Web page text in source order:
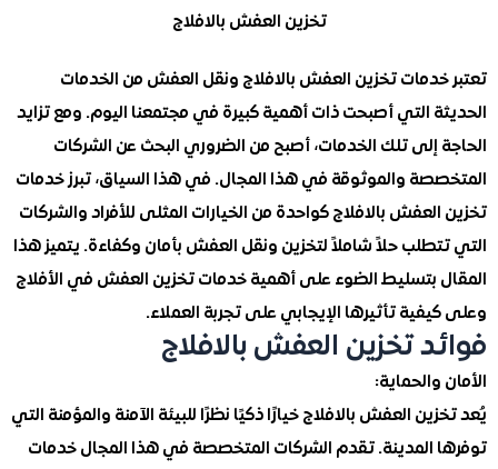
تخزين العفش بالافلاج
تخزين العفش بالافلاج ونقل العفش من الخدمات
التي أصبحت ذات أهمية كبيرة في مجتمعنا اليوم. ومع تزايد
إلى تلك الخدمات، أصبح من الضروري البحث عن الشركات
والموثوقة في هذا المجال. في هذا السياق، تبرز خدمات
بالافلاج كواحدة من الخيارات المثلى للأفراد والشركات
حلاً شاملاً لتخزين ونقل العفش بأمان وكفاءة. يتميز هذا
بتسليط الضوء على أهمية خدمات تخزين العفش في الأفلاج
تأثيرها الإيجابي على تجربة العملاء.
تخزين العفش بالافلاج
العفش بالافلاج خيارًا ذكيًا نظرًا للبيئة الآمنة والمؤمنة التي
المدينة. تقدم الشركات المتخصصة في هذا المجال خدمات